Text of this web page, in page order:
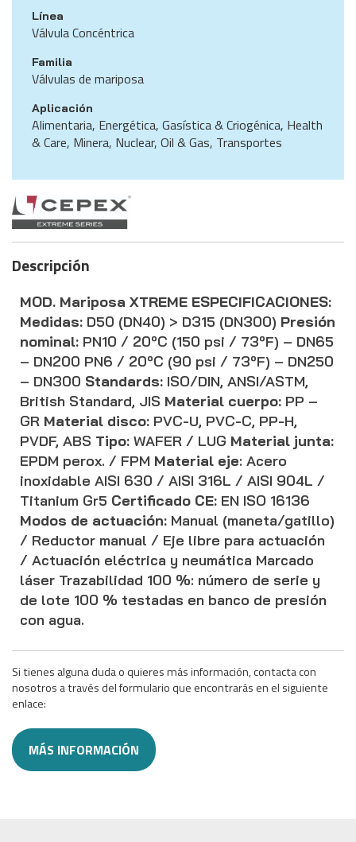
Línea
Válvula Concéntrica
Familia
Válvulas de mariposa
Aplicación
Alimentaria, Energética, Gasística & Criogénica, Health
& Care, Minera, Nuclear, Oil & Gas, Transportes
Descripción
MOD. Mariposa XTREME ESPECIFICACIONES:
Medidas: D50 (DN40) > D315 (DN300) Presión
nominal: PN10 / 20ºC (150 psi / 73ºF) – DN65
– DN200 PN6 / 20ºC (90 psi / 73ºF) – DN250
– DN300 Standards: ISO/DIN, ANSI/ASTM,
British Standard, JIS Material cuerpo: PP –
GR Material disco: PVC-U, PVC-C, PP-H,
PVDF, ABS Tipo: WAFER / LUG Material junta:
EPDM perox. / FPM Material eje: Acero
inoxidable AISI 630 / AISI 316L / AISI 904L /
Titanium Gr5 Certificado CE: EN ISO 16136
Modos de actuación: Manual (maneta/gatillo)
/ Reductor manual / Eje libre para actuación
/ Actuación eléctrica y neumática Marcado
láser Trazabilidad 100 %: número de serie y
de lote 100 % testadas en banco de presión
con agua.
Si tienes alguna duda o quieres más información, contacta con
nosotros a través del formulario que encontrarás en el siguiente
enlace:
MÁS INFORMACIÓN